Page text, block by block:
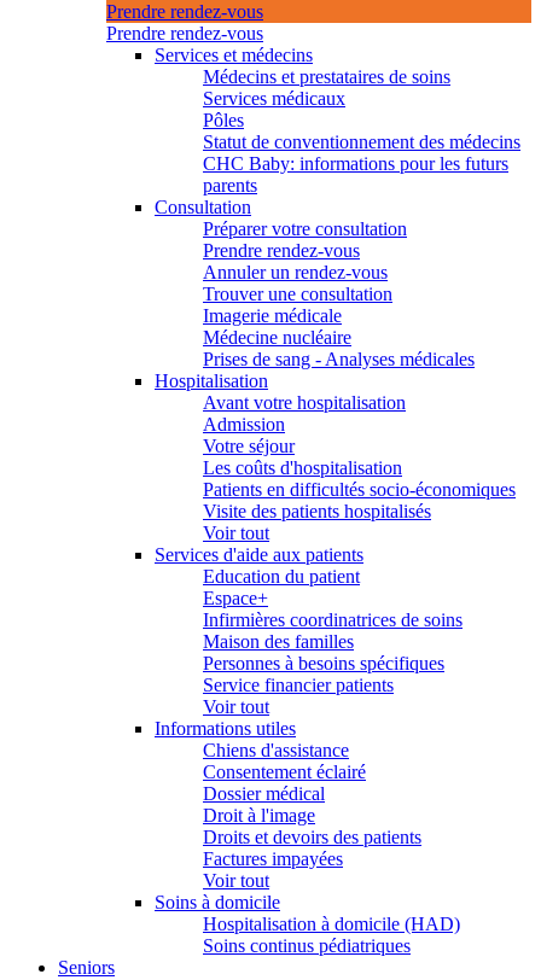
Prendre rendez-vous
Prendre rendez-vous
Services et médecins
Médecins et prestataires de soins
Services médicaux
Pôles
Statut de conventionnement des médecins
CHC Baby: informations pour les futurs
parents
Consultation
Préparer votre consultation
Prendre rendez-vous
Annuler un rendez-vous
Trouver une consultation
Imagerie médicale
Médecine nucléaire
Prises de sang - Analyses médicales
Hospitalisation
Avant votre hospitalisation
Admission
Votre séjour
Les coûts d'hospitalisation
Patients en difficultés socio-économiques
Visite des patients hospitalisés
Voir tout
Services d'aide aux patients
Education du patient
Espace+
Infirmières coordinatrices de soins
Maison des familles
Personnes à besoins spécifiques
Service financier patients
Voir tout
Informations utiles
Chiens d'assistance
Consentement éclairé
Dossier médical
Droit à l'image
Droits et devoirs des patients
Factures impayées
Voir tout
Soins à domicile
Hospitalisation à domicile (HAD)
Soins continus pédiatriques
Seniors